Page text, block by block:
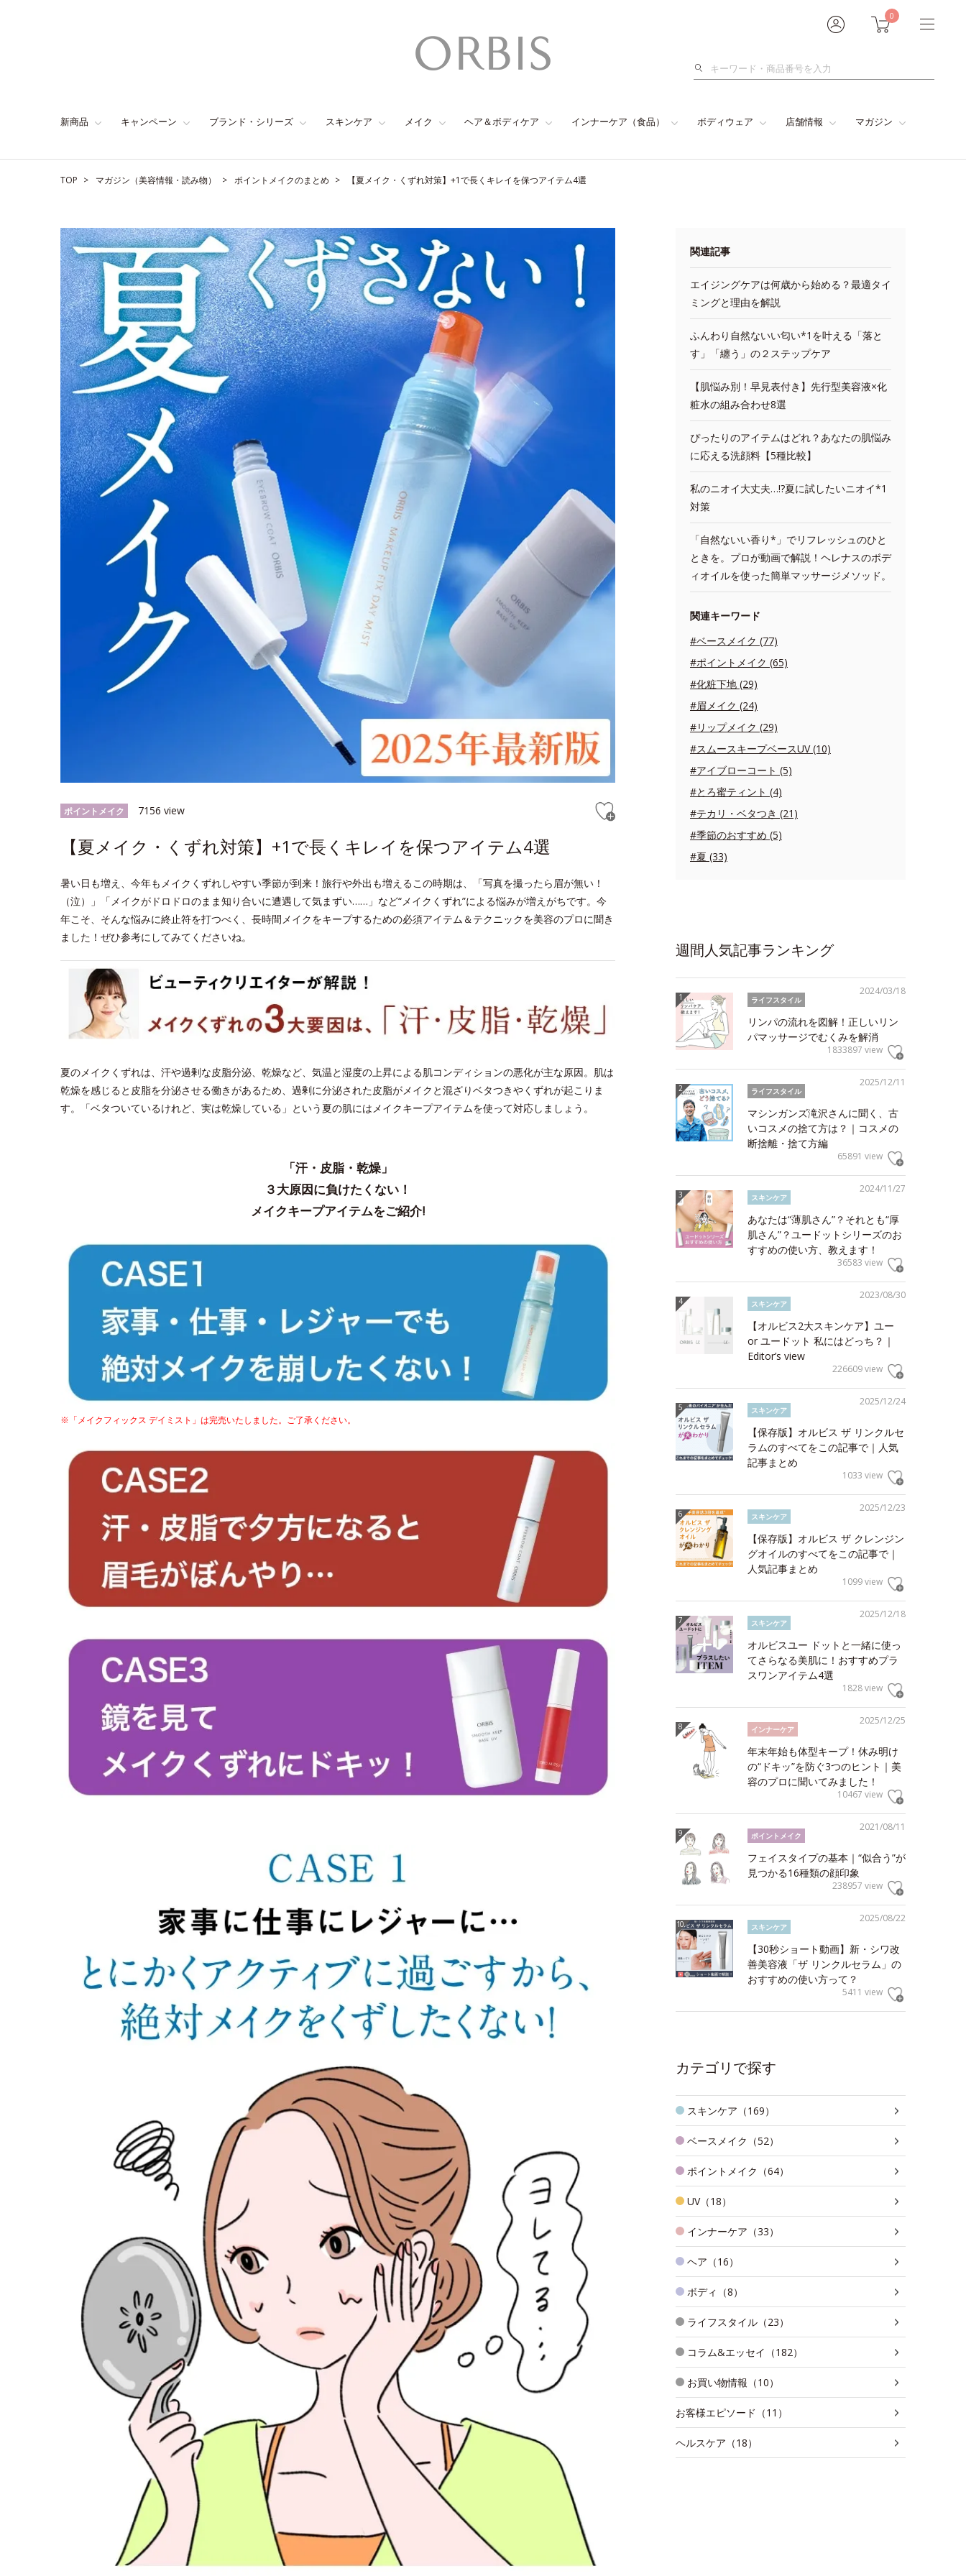
0
検
新商品 キャンペーン ブランド・シリーズ スキンケア メイク ヘア＆ボディケア インナーケア（食品） ボディウェア 店舗情報 マガジン
TOP マガジン（美容情報・読み物） ポイントメイクのまとめ 【夏メイク・くずれ対策】+1で長くキレイを保つアイテム4選
ポイントメイク 7156 view
【夏メイク・くずれ対策】+1で長くキレイを保つアイテム4選
暑い日も増え、今年もメイクくずれしやすい季節が到来！旅行や外出も増えるこの時期は、「写真を撮ったら眉が無い！
（泣）」「メイクがドロドロのまま知り合いに遭遇して気まずい……」など“メイクくずれ”による悩みが増えがちです。今
年こそ、そんな悩みに終止符を打つべく、長時間メイクをキープするための必須アイテム＆テクニックを美容のプロに聞き
ました！ぜひ参考にしてみてくださいね。
夏のメイクくずれは、汗や過剰な皮脂分泌、乾燥など、気温と湿度の上昇による肌コンディションの悪化が主な原因。肌は
乾燥を感じると皮脂を分泌させる働きがあるため、過剰に分泌された皮脂がメイクと混ざりベタつきやくずれが起こりま
す。「ベタついているけれど、実は乾燥している」という夏の肌にはメイクキープアイテムを使って対応しましょう。
「汗・皮脂・乾燥」
３大原因に負けたくない！
メイクキープアイテムをご紹介!
※「メイクフィックス デイミスト」は完売いたしました。ご了承ください。
関連記事
エイジングケアは何歳から始める？最適タイ
ミングと理由を解説
ふんわり自然ないい匂い*1を叶える「落と
す」「纏う」の２ステップケア
【肌悩み別！早見表付き】先行型美容液×化
粧水の組み合わせ8選
ぴったりのアイテムはどれ？あなたの肌悩み
に応える洗顔料【5種比較】
私のニオイ大丈夫…!?夏に試したいニオイ*1
対策
「自然ないい香り*」でリフレッシュのひと
ときを。プロが動画で解説！ヘレナスのボデ
ィオイルを使った簡単マッサージメソッド。
関連キーワード
#ベースメイク (77)
#ポイントメイク (65)
#化粧下地 (29)
#眉メイク (24)
#リップメイク (29)
#スムースキープベースUV (10)
#アイブローコート (5)
#とろ蜜ティント (4)
#テカリ・ベタつき (21)
#季節のおすすめ (5)
#夏 (33)
週間人気記事ランキング
2024/03/18
ライフスタイル
リンパの流れを図解！正しいリン
パマッサージでむくみを解消
1833897 view
2025/12/11
ライフスタイル
マシンガンズ滝沢さんに聞く、古
いコスメの捨て方は？｜コスメの
断捨離・捨て方編
65891 view
2024/11/27
スキンケア
あなたは“薄肌さん”？それとも“厚
肌さん”？ユードットシリーズのお
すすめの使い方、教えます！
36583 view
2023/08/30
スキンケア
【オルビス2大スキンケア】ユー
or ユードット 私にはどっち？｜
Editor’s view
226609 view
2025/12/24
スキンケア
【保存版】オルビス ザ リンクルセ
ラムのすべてをこの記事で｜人気
記事まとめ
1033 view
2025/12/23
スキンケア
【保存版】オルビス ザ クレンジン
グオイルのすべてをこの記事で｜
人気記事まとめ
1099 view
2025/12/18
スキンケア
オルビスユー ドットと一緒に使っ
てさらなる美肌に！おすすめプラ
スワンアイテム4選
1828 view
2025/12/25
インナーケア
年末年始も体型キープ！休み明け
の“ドキッ”を防ぐ3つのヒント｜美
容のプロに聞いてみました！
10467 view
2021/08/11
ポイントメイク
フェイスタイプの基本｜“似合う”が
見つかる16種類の顔印象
238957 view
2025/08/22
スキンケア
【30秒ショート動画】新・シワ改
善美容液「ザ リンクルセラム」の
おすすめの使い方って？
5411 view
カテゴリで探す
スキンケア（169）
ベースメイク（52）
ポイントメイク（64）
UV（18）
インナーケア（33）
ヘア（16）
ボディ（8）
ライフスタイル（23）
コラム&エッセイ（182）
お買い物情報（10）
お客様エピソード（11）
ヘルスケア（18）